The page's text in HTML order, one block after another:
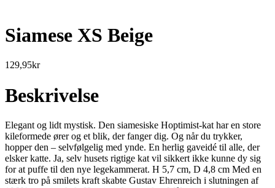
Siamese XS Beige
129,95kr
Beskrivelse
Elegant og lidt mystisk. Den siamesiske Hoptimist-kat har en store
kileformede ører og et blik, der fanger dig. Og når du trykker,
hopper den – selvfølgelig med ynde. En herlig gaveidé til alle, der
elsker katte. Ja, selv husets rigtige kat vil sikkert ikke kunne dy sig
for at puffe til den nye legekammerat. H 5,7 cm, D 4,8 cm Med en
stærk tro på smilets kraft skabte Gustav Ehrenreich i slutningen af